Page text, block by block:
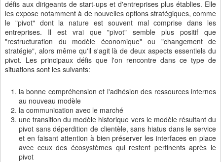
défis aux dirigeants de start-ups et d'entreprises plus établies. Elle
les expose notamment à de nouvelles options stratégiques, comme
le "pivot" dont la nature est souvent mal comprise dans les
entreprises. Il est vrai que "pivot" semble plus positif que
"restructuration du modèle économique" ou "changement de
stratégie", alors même qu'il s'agit là de deux aspects essentiels du
pivot. Les principaux défis que l'on rencontre dans ce type de
situations sont les suivants:
la bonne compréhension et l'adhésion des ressources internes
au nouveau modèle
la communication avec le marché
une transition du modèle historique vers le modèle résultant du
pivot sans déperdition de clientèle, sans hiatus dans le service
et en faisant attention à bien préserver les interfaces en place
avec ceux des écosystèmes qui restent pertinents après le
pivot